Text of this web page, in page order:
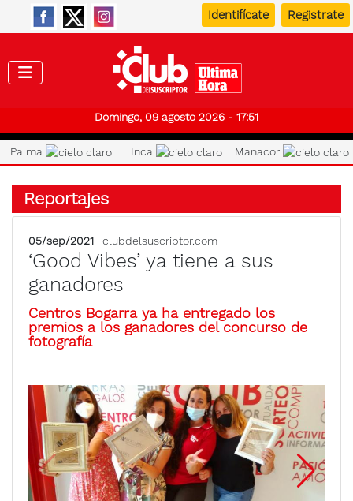
Identifícate Registrate
Domingo, 09 agosto 2026 - 17:51
Palma Inca Manacor
Reportajes
05/sep/2021 | clubdelsuscriptor.com
‘Good Vibes’ ya tiene a sus
ganadores
Centros Bogarra ya ha entregado los
premios a los ganadores del concurso de
fotografía